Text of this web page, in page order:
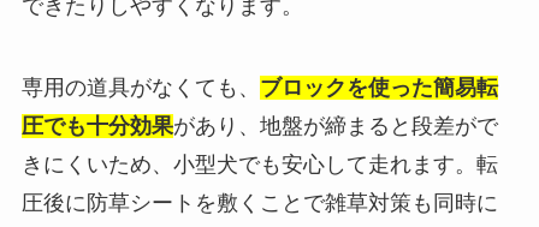
できたりしやすくなります。
専用の道具がなくても、 ブロックを使った簡易転
圧でも十分効果があり、地盤が締まると段差がで
きにくいため、小型犬でも安心して走れます。転
圧後に防草シートを敷くことで雑草対策も同時に